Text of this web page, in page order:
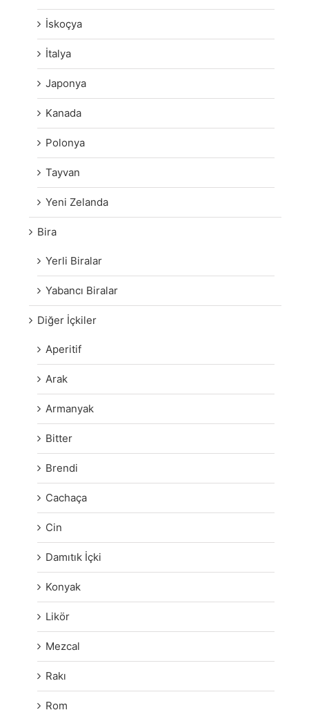
İskoçya
İtalya
Japonya
Kanada
Polonya
Tayvan
Yeni Zelanda
Bira
Yerli Biralar
Yabancı Biralar
Diğer İçkiler
Aperitif
Arak
Armanyak
Bitter
Brendi
Cachaça
Cin
Damıtık İçki
Konyak
Likör
Mezcal
Rakı
Rom